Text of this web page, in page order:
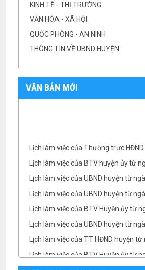
KINH TẾ - THỊ TRƯỜNG
VĂN HÓA - XÃ HỘI
QUỐC PHÒNG - AN NINH
THÔNG TIN VỀ UBND HUYỆN
VĂN BẢN MỚI
Lịch làm việc của UBND huyện từ
Lịch làm việc của UBND huyện từ
Lịch làm việc của BTV Huyện ủy từ
Lịch làm việc của UBND huyện từ
Lịch làm việc của TT HĐND huyện
Lịch làm việc của BTV Huyện ủy từ
TB- Ý kiến kết luận của Chủ tịch
TB- Ý kiến kết luận của PCT UBND